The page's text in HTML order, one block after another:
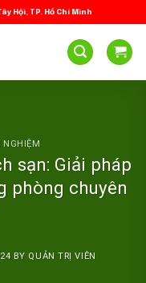
Hội, TP. Hồ Chí Minh
sạn: Giải pháp
phòng chuyên
BY QUẢN TRỊ VIÊN